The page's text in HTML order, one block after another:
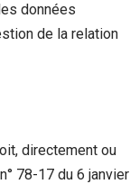
données
de la relation
directement ou
78-17 du 6 janvier